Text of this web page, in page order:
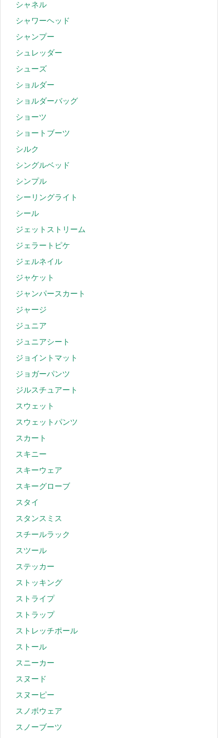
シャネル
シャワーヘッド
シャンプー
シュレッダー
シューズ
ショルダー
ショルダーバッグ
ショーツ
ショートブーツ
シルク
シングルベッド
シンプル
シーリングライト
シール
ジェットストリーム
ジェラートピケ
ジェルネイル
ジャケット
ジャンパースカート
ジャージ
ジュニア
ジュニアシート
ジョイントマット
ジョガーパンツ
ジルスチュアート
スウェット
スウェットパンツ
スカート
スキニー
スキーウェア
スキーグローブ
スタイ
スタンスミス
スチールラック
スツール
ステッカー
ストッキング
ストライプ
ストラップ
ストレッチポール
ストール
スニーカー
スヌード
スヌーピー
スノボウェア
スノーブーツ